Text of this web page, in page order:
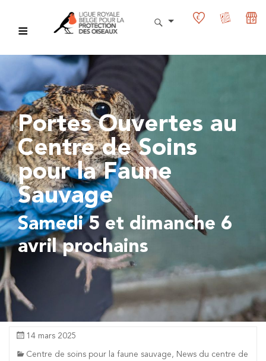
Portes Ouvertes au
Centre de Soins
pour la Faune
Sauvage
Samedi 5 et dimanche 6
avril prochains
14 mars 2025
Centre de soins pour la faune sauvage, News du centre de